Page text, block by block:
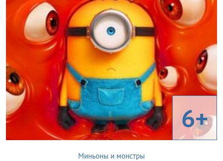
6+
Миньоны и монстры